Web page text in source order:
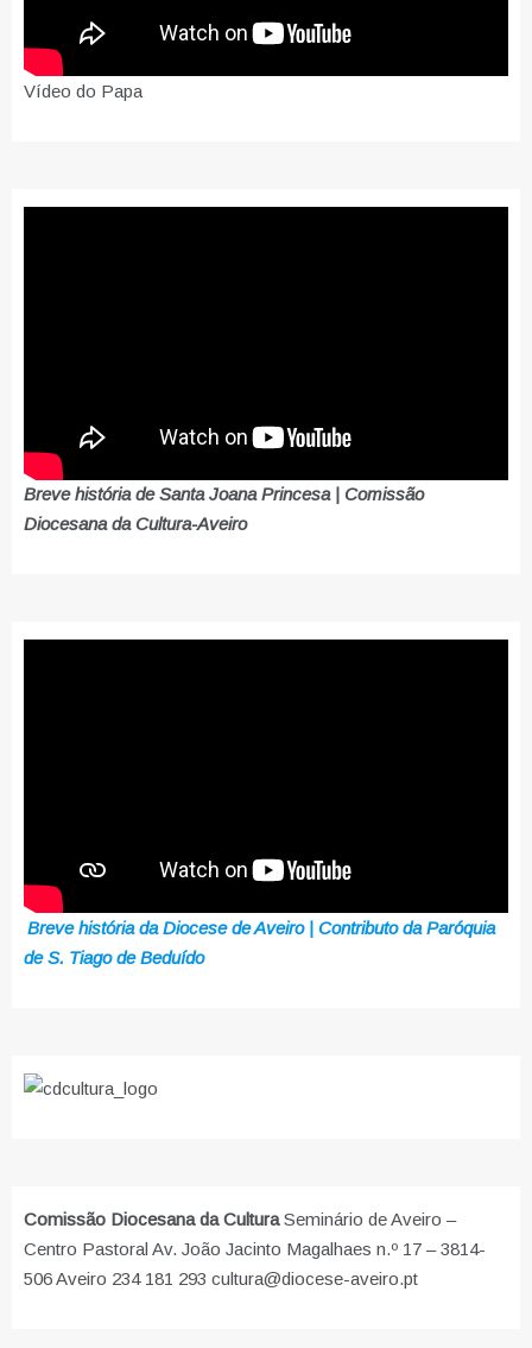
Vídeo do Papa
Breve história de Santa Joana Princesa | Comissão
Diocesana da Cultura-Aveiro
Breve história da Diocese de Aveiro | Contributo da Paróquia
de S. Tiago de Beduído
Comissão Diocesana da CulturaSeminário de Aveiro –
Centro Pastoral Av. João Jacinto Magalhaes n.º 17 – 3814-
506 Aveiro 234 181 293 cultura@diocese-aveiro.pt